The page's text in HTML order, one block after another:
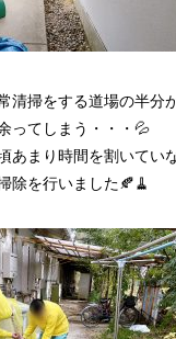
清掃をする道場の半分
ってしまう・・・💦
あまり時間を割いてい
除を行いました🍂🧹